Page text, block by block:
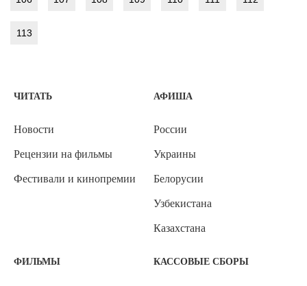
113
ЧИТАТЬ
Новости
Рецензии на фильмы
Фестивали и кинопремии
АФИША
России
Украины
Белорусии
Узбекистана
Казахстана
ФИЛЬМЫ КАССОВЫЕ СБОРЫ